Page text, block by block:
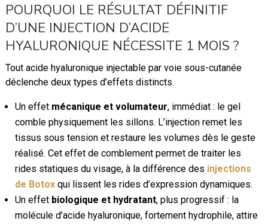
POURQUOI LE RÉSULTAT DÉFINITIF
D’UNE INJECTION D’ACIDE
HYALURONIQUE NÉCESSITE 1 MOIS ?
Tout acide hyaluronique injectable par voie sous-cutanée
déclenche deux types d’effets distincts.
Un effet mécanique et volumateur, immédiat : le gel
comble physiquement les sillons. L’injection remet les
tissus sous tension et restaure les volumes dès le geste
réalisé. Cet effet de comblement permet de traiter les
rides statiques du visage, à la différence des injections
de Botoxqui lissent les rides d’expression dynamiques.
Un effet biologique et hydratant, plus progressif : la
molécule d’acide hyaluronique, fortement hydrophile, attire